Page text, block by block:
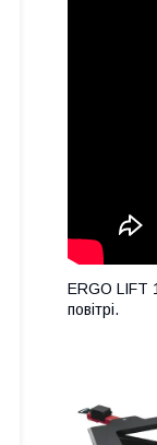
ERGO LIFT
повітрі.